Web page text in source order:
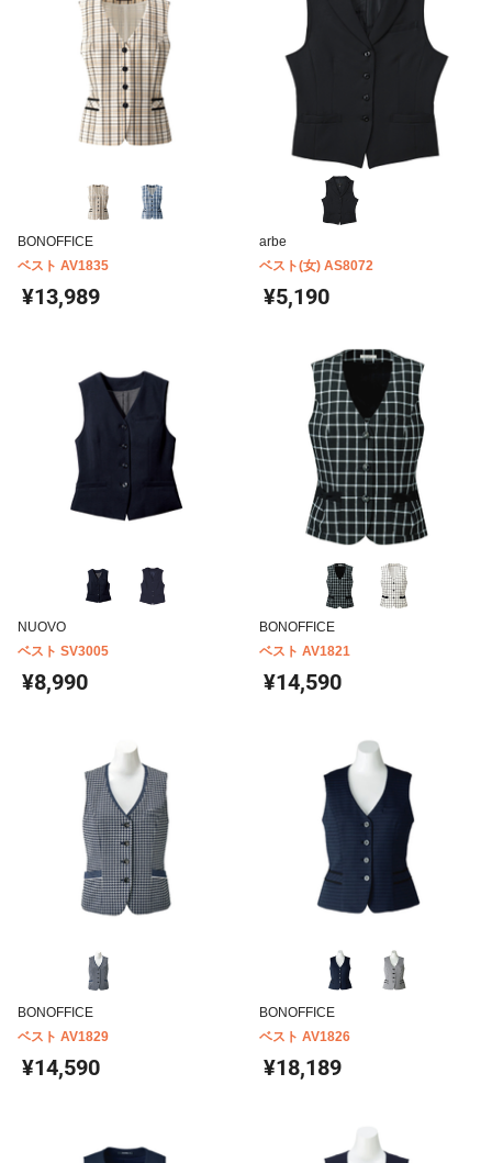
BONOFFICE
ベスト AV1835
¥13,989
arbe
ベスト(女) AS8072
¥5,190
NUOVO
ベスト SV3005
¥8,990
BONOFFICE
ベスト AV1821
¥14,590
BONOFFICE
ベスト AV1829
¥14,590
BONOFFICE
ベスト AV1826
¥18,189